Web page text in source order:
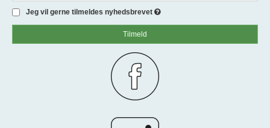
Jeg vil gerne tilmeldes nyhedsbrevet
Tilmeld